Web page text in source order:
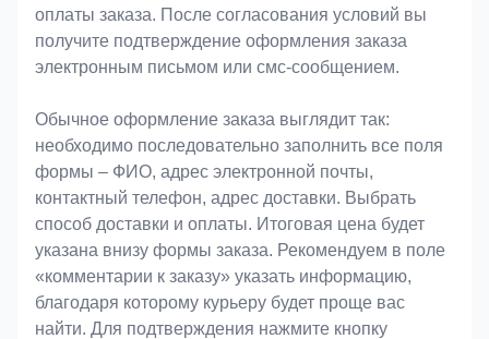
оплаты заказа. После согласования условий вы
получите подтверждение оформления заказа
электронным письмом или смс-сообщением.
Обычное оформление заказа выглядит так:
необходимо последовательно заполнить все поля
формы – ФИО, адрес электронной почты,
контактный телефон, адрес доставки. Выбрать
способ доставки и оплаты. Итоговая цена будет
указана внизу формы заказа. Рекомендуем в поле
«комментарии к заказу» указать информацию,
благодаря которому курьеру будет проще вас
найти. Для подтверждения нажмите кнопку